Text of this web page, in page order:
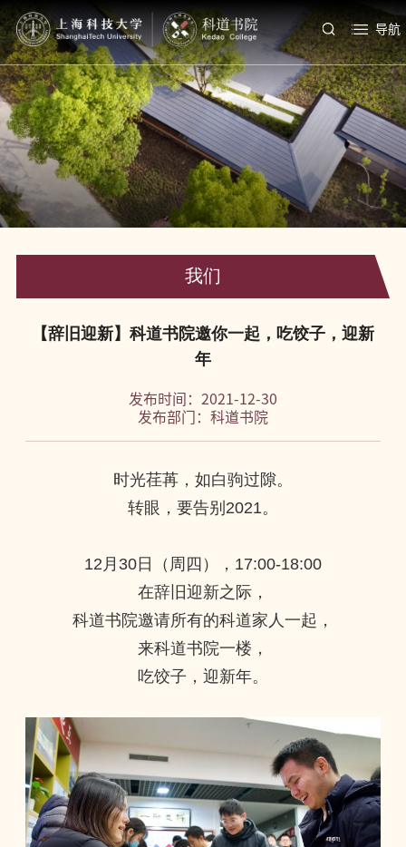
导航
我们
【辞旧迎新】科道书院邀你一起，吃饺子，迎新
年
发布时间：2021-12-30
发布部门：科道书院
时光荏苒，如白驹过隙。
转眼，要告别 2021。
12 月 30日（周四）， 17:00-18:00
在辞旧迎新之际，
科道书院邀请所有的科道家人一起，
来科道书院一楼，
吃饺子，迎新年。